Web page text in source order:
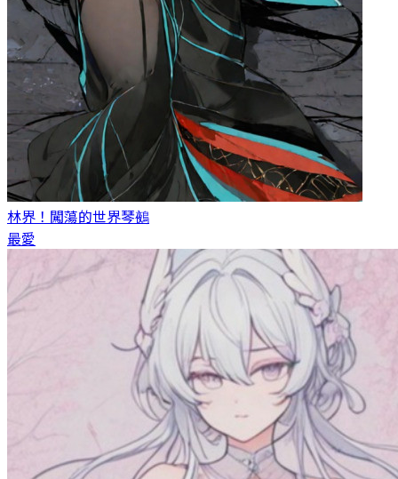
林界！闖蕩的世界琴鵺
最愛